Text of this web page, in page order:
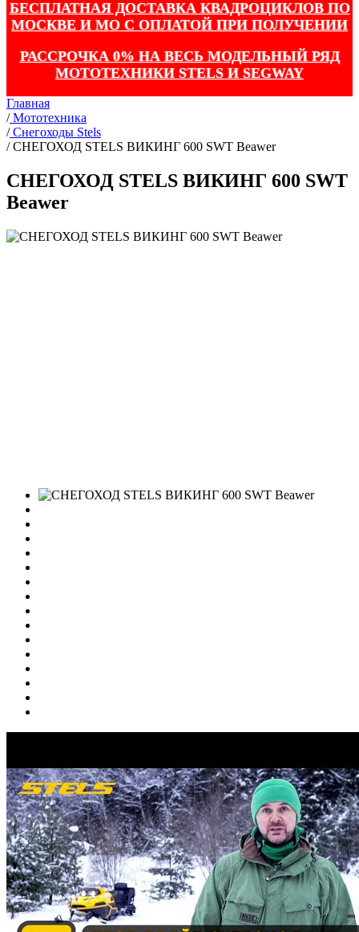
БЕСПЛАТНАЯ ДОСТАВКА КВАДРОЦИКЛОВ ПО
МОСКВЕ И МО С ОПЛАТОЙ ПРИ ПОЛУЧЕНИИ
РАССРОЧКА 0% НА ВЕСЬ МОДЕЛЬНЫЙ РЯД
МОТОТЕХНИКИ STELS И SEGWAY
Главная
/ Мототехника
/ Снегоходы Stels
/СНЕГОХОД STELS ВИКИНГ 600 SWT Beawer
СНЕГОХОД STELS ВИКИНГ 600 SWT
Beawer